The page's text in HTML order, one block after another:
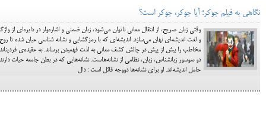
نگاهی به فیلم جوکر؛ آیا جوکر، جوکر است؟
وقتی زبان صریح، از انتقال معانی ناتوان می‌شود، زبان ضمنی و اشاره‌وار در دایره‌ای از
و لغت اندیشه‌ای نهان می‌سازد. اندیشه‌ای که با رمزگشایی و نشانه شناسی عیان شده تا روح
مخاطب را بیش از پیش در چالش کشف معانی به لذت فهمیدن برساند. به عقیده‌ی فردیناند
دو سوسور زبانشناس، زبان، نظامی از نشانه‌ها‌ست. نشانه‌هایی که در بطن جامعه حیات
حامل اندیشه‌اند. او برای نشانه‌ها دووجه قائل است : دال